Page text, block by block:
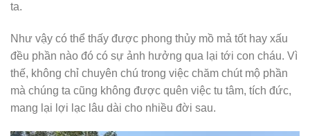
ta.
Như vậy có thể thấy được phong thủy mồ mả tốt hay xấu
đều phần nào đó có sự ảnh hưởng qua lại tới con cháu. Vì
thế, không chỉ chuyên chú trong việc chăm chút mộ phần
mà chúng ta cũng không được quên việc tu tâm, tích đức,
mang lại lợi lạc lâu dài cho nhiều đời sau.